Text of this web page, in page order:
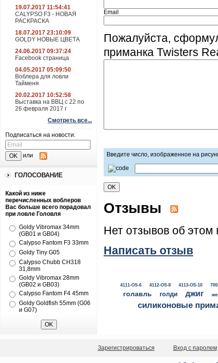
19.07.2017 11:54:41
CALYPSO F3 - НОВАЯ
РАСКРАСКА
18.07.2017 23:10:09
GOLDY НОВЫЕ ЦВЕТА
24.06.2017 09:37:24
Facebook страница
04.05.2017 05:09:50
Воблера для ловли
Тайменя
20.02.2017 10:52:58
Выставка на ВВЦ с 22 по
26 февраля 2017 г
Смотреть все...
Подписаться на новости:
или
ГОЛОСОВАНИЕ
Какой из ниже
перечисленных воблеров
Вас больше всего порадовал
при ловле Головля
Goldy Vibromax 34mm
(GB01 и GB04)
Calypso Fantom F3 33mm
Goldy Tiny G05
Calypso Chubb CH318
31,8mm
Goldy Vibromax 28mm
(GB02 и GB03)
Calypso Fantom F4 45mm
Goldy Goldfish 55mm (G06
и G07)
Email
Пожалуйста,
приманка Twisters
Введите число, изображенное на
Отзывы
Нет отзывов об этом
Написать отзыв
4111-OS-6 4112-OS-8 4113-OS-10
голавль голди джиг
силиконовые
Зарегистрироваться Вход с паролем